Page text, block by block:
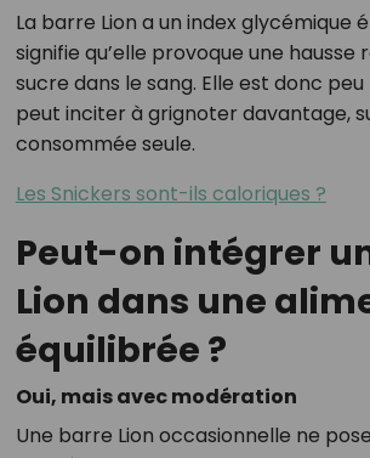
La barre Lion a un index glycémique
signifie qu’elle provoque une hausse
sucre dans le sang. Elle est donc
peut inciter à grignoter davantage,
consommée seule.
Les Snickers sont-ils caloriques ?
Peut-on intégrer
Lion dans une
équilibrée ?
Oui, mais avec modération
Une barre Lion occasionnelle ne